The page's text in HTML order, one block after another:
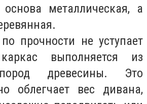
металлическая, а
прочности не уступает
выполняется из
древесины. Это
облегчает вес дивана,